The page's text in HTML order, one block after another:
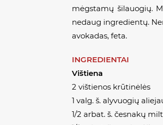
mėgstamų šilauogių.
nedaug ingredientų.
avokadas, feta.
INGREDIENTAI
Vištiena
2 vištienos krūtinėlės
1 valg. š. alyvuogių
1/2 arbat. š. česnakų